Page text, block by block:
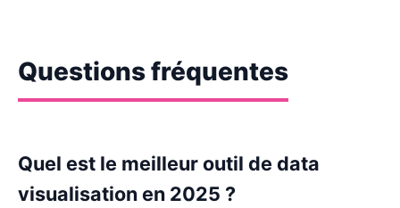
Questions fréquentes
Quel est le meilleur outil de data
visualisation en 2025 ?